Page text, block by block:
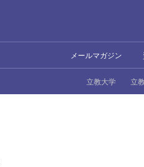
メールマガジン
立教大学 立